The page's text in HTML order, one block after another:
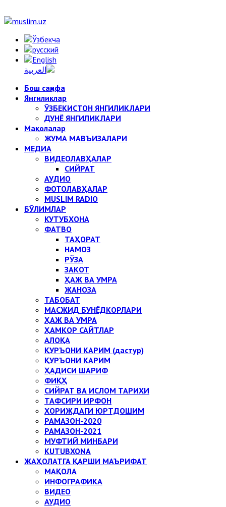
Бош саҳифа
Янгиликлар
ЎЗБЕКИСТОН ЯНГИЛИКЛАРИ
ДУНЁ ЯНГИЛИКЛАРИ
Мақолалар
ЖУМА МАВЪИЗАЛАРИ
МЕДИА
ВИДЕОЛАВҲАЛАР
СИЙРАТ
АУДИО
ФОТОЛАВҲАЛАР
MUSLIM RADIO
БЎЛИМЛАР
КУТУБХОНА
ФАТВО
ТАҲОРАТ
НАМОЗ
РЎЗА
ЗАКОТ
ҲАЖ ВА УМРА
ЖАНОЗА
ТАБОБАТ
МАСЖИД БУНЁДКОРЛАРИ
ҲАЖ ВА УМРА
ҲАМКОР САЙТЛАР
АЛОҚА
ҚУРЪОНИ КАРИМ (дастур)
ҚУРЪОНИ КАРИМ
ҲАДИСИ ШАРИФ
ФИҚҲ
СИЙРАТ ВА ИСЛОМ ТАРИХИ
ТАФСИРИ ИРФОН
ХОРИЖДАГИ ЮРТДОШИМ
РАМАЗОН-2020
РАМАЗОН-2021
МУФТИЙ МИНБАРИ
KUTUBXONA
ЖАҲОЛАТГА ҚАРШИ МАЪРИФАТ
МАҚОЛА
ИНФОГРАФИКА
ВИДЕО
АУДИО